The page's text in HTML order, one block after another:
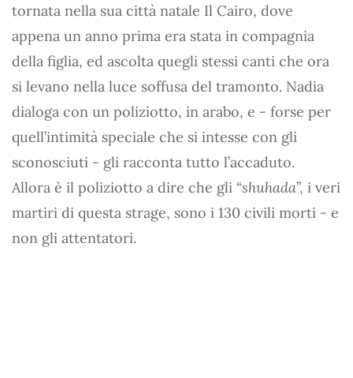
tornata nella sua città natale Il Cairo, dove
appena un anno prima era stata in compagnia
della figlia, ed ascolta quegli stessi canti che ora
si levano nella luce soffusa del tramonto. Nadia
dialoga con un poliziotto, in arabo, e - forse per
quell’intimità speciale che si intesse con gli
sconosciuti - gli racconta tutto l’accaduto.
Allora è il poliziotto a dire che gli “shuhada”, i veri
martiri di questa strage, sono i 130 civili morti - e
non gli attentatori.